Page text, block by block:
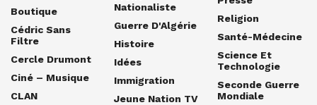
Boutique
Cédric Sans
Filtre
Cercle Drumont
Ciné – Musique
CLAN
Nationaliste
Guerre D'Algérie
Histoire
Idées
Immigration
Jeune Nation TV
Religion
Santé-Médecine
Science Et
Technologie
Seconde Guerre
Mondiale